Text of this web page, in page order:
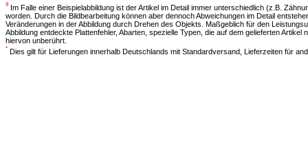
9
Im Falle einer Beispielabbildung ist der Artikel im Detail immer unterschiedlich (z.B.
worden. Durch die Bildbearbeitung können aber dennoch Abweichungen im Detail
Veränderungen in der Abbildung durch Drehen des Objekts. Maßgeblich für den
Abbildung entdeckte Plattenfehler, Abarten, spezielle Typen, die auf dem gelieferten
hiervon unberührt.
* Dies gilt für Lieferungen innerhalb Deutschlands mit Standardversand, Lieferzeiten für